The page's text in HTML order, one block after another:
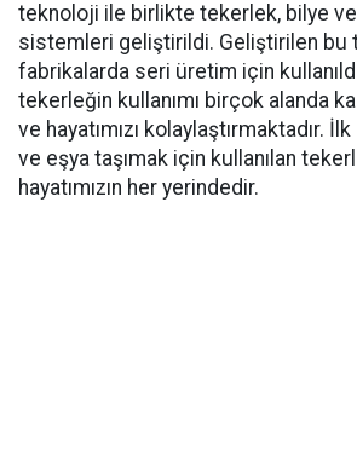
teknoloji ile birlikte tekerlek, bilye
sistemleri geliştirildi. Geliştirilen bu
fabrikalarda seri üretim için
tekerleğin kullanımı birçok alanda
ve hayatımızı kolaylaştırmaktadır.
ve eşya taşımak için kullanılan
hayatımızın her yerindedir.